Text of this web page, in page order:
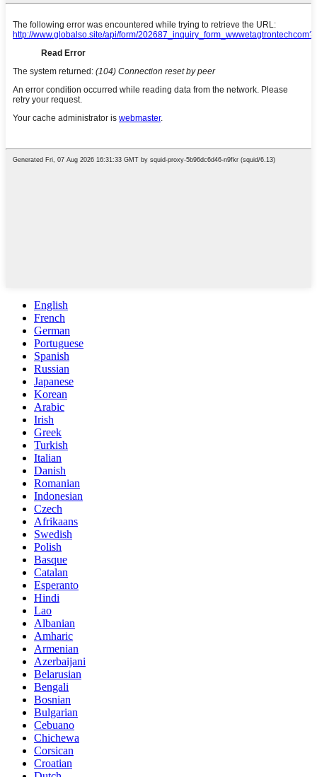
English
French
German
Portuguese
Spanish
Russian
Japanese
Korean
Arabic
Irish
Greek
Turkish
Italian
Danish
Romanian
Indonesian
Czech
Afrikaans
Swedish
Polish
Basque
Catalan
Esperanto
Hindi
Lao
Albanian
Amharic
Armenian
Azerbaijani
Belarusian
Bengali
Bosnian
Bulgarian
Cebuano
Chichewa
Corsican
Croatian